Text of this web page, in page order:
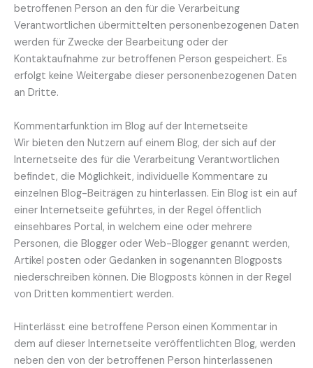
betroffenen Person an den für die Verarbeitung
Verantwortlichen übermittelten personenbezogenen Daten
werden für Zwecke der Bearbeitung oder der
Kontaktaufnahme zur betroffenen Person gespeichert. Es
erfolgt keine Weitergabe dieser personenbezogenen Daten
an Dritte.
Kommentarfunktion im Blog auf der Internetseite
Wir bieten den Nutzern auf einem Blog, der sich auf der
Internetseite des für die Verarbeitung Verantwortlichen
befindet, die Möglichkeit, individuelle Kommentare zu
einzelnen Blog-Beiträgen zu hinterlassen. Ein Blog ist ein auf
einer Internetseite geführtes, in der Regel öffentlich
einsehbares Portal, in welchem eine oder mehrere
Personen, die Blogger oder Web-Blogger genannt werden,
Artikel posten oder Gedanken in sogenannten Blogposts
niederschreiben können. Die Blogposts können in der Regel
von Dritten kommentiert werden.
Hinterlässt eine betroffene Person einen Kommentar in
dem auf dieser Internetseite veröffentlichten Blog, werden
neben den von der betroffenen Person hinterlassenen